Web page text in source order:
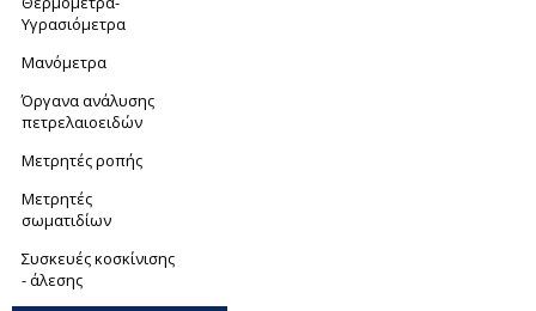
Yγρασιόμετρα
Μανόμετρα
Όργανα ανάλυσης
πετρελαιοειδών
Μετρητές ροπής
Μετρητές
σωματιδίων
Συσκευές κοσκίνισης
- άλεσης